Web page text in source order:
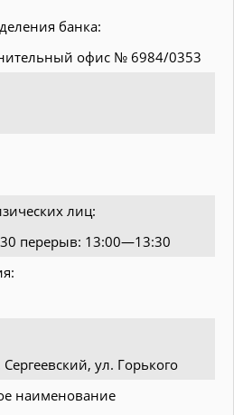
банка:
офис № 6984/0353
лиц:
перерыв: 13:00—13:30
ул. Горького
наименование